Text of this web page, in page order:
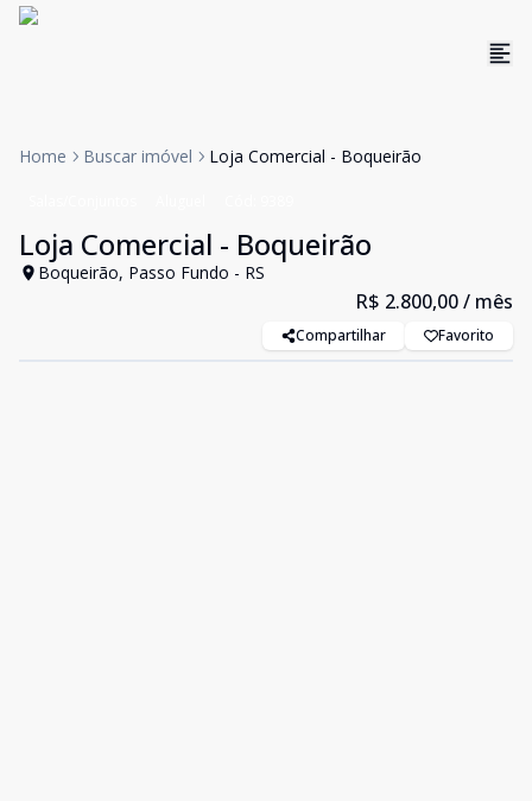
Home Buscar imóvel Loja Comercial - Boqueirão
Loja Comercial - Boqueirão
Boqueirão, Passo Fundo - RS
R$ 2.800,00/ mês
Compartilhar Favorito